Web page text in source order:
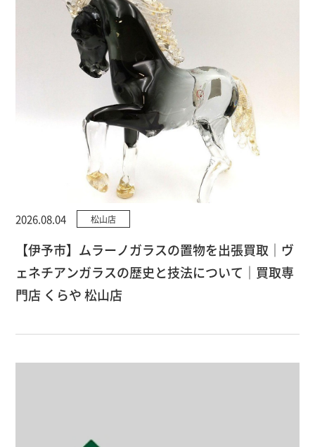
2026.08.04 松山店
【伊予市】ムラーノガラスの置物を出張買取｜ヴ
ェネチアンガラスの歴史と技法について｜買取専
門店 くらや 松山店